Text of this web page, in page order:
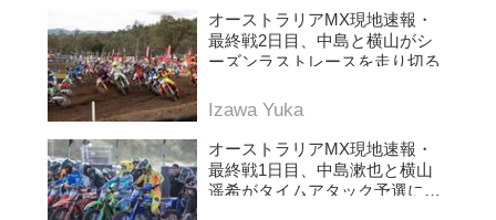
オーストラリアMX現地速報・
最終戦2日目、中島と横山がシ
ーズンラストレースを走り切る
Izawa Yuka
オーストラリアMX現地速報・
最終戦1日目、中島漱也と横山
遥希がタイムアタック予選に挑